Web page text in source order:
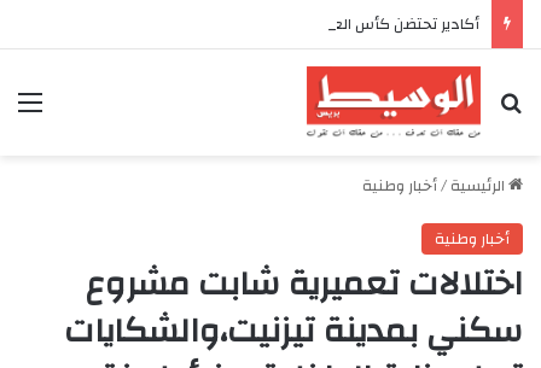
بحث عن
الرئيسية/أخبار وطنية
أخبار وطنية
اختلالات تعميرية شابت مشروع
سكني بمدينة تيزنيت،والشكايات